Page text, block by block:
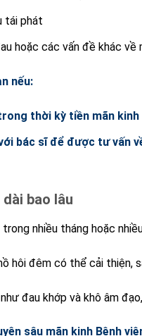
tái phát
hoặc các vấn đề khác về
nếu:
thời kỳ tiền mãn
bác sĩ để được tư vấn
bao lâu
nhiều tháng hoặc
hôi đêm có thể cải thiện,
đau khớp và khô âm
sâu mãn kinh Bệnh